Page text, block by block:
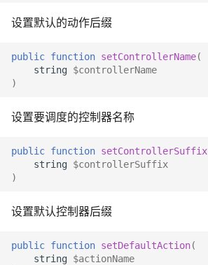
设置默认的动作后缀
public function setControllerName(
string $controllerName
)
设置要调度的控制器名称
public function setControllerSuffix
string $controllerSuffix
)
设置默认控制器后缀
public function setDefaultAction(
string $actionName